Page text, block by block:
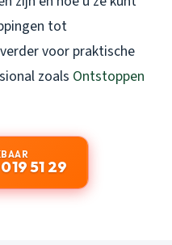
tot
voor praktische
zoals Ontstoppen
51 29